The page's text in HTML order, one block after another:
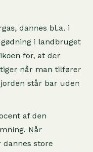
dannes bl.a. i
i landbruget
for, at der
når man tilfører
står bar uden
af den
Når
store